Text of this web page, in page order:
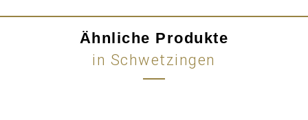
Ähnliche Produkte
in Schwetzingen